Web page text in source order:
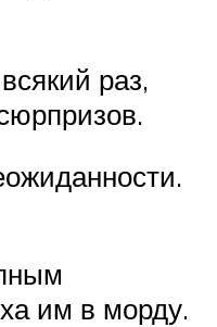
раз,
им в морду.